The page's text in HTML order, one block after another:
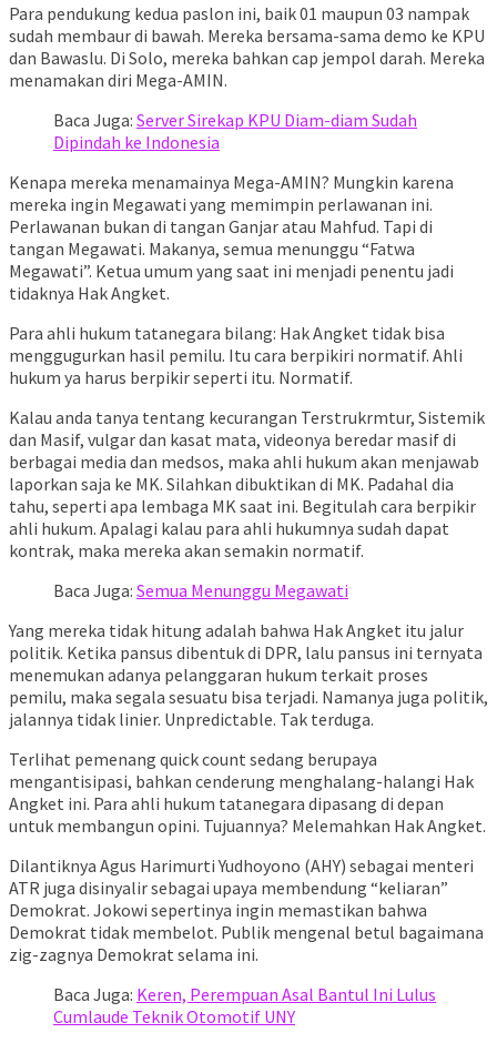
Para pendukung kedua paslon ini, baik 01 maupun 03 nampak
sudah membaur di bawah. Mereka bersama-sama demo ke KPU
dan Bawaslu. Di Solo, mereka bahkan cap jempol darah. Mereka
menamakan diri Mega-AMIN.
Baca Juga: Server Sirekap KPU Diam-diam Sudah
Dipindah ke Indonesia
Kenapa mereka menamainya Mega-AMIN? Mungkin karena
mereka ingin Megawati yang memimpin perlawanan ini.
Perlawanan bukan di tangan Ganjar atau Mahfud. Tapi di
tangan Megawati. Makanya, semua menunggu “Fatwa
Megawati”. Ketua umum yang saat ini menjadi penentu jadi
tidaknya Hak Angket.
Para ahli hukum tatanegara bilang: Hak Angket tidak bisa
menggugurkan hasil pemilu. Itu cara berpikiri normatif. Ahli
hukum ya harus berpikir seperti itu. Normatif.
Kalau anda tanya tentang kecurangan Terstrukrmtur, Sistemik
dan Masif, vulgar dan kasat mata, videonya beredar masif di
berbagai media dan medsos, maka ahli hukum akan menjawab
laporkan saja ke MK. Silahkan dibuktikan di MK. Padahal dia
tahu, seperti apa lembaga MK saat ini. Begitulah cara berpikir
ahli hukum. Apalagi kalau para ahli hukumnya sudah dapat
kontrak, maka mereka akan semakin normatif.
Baca Juga: Semua Menunggu Megawati
Yang mereka tidak hitung adalah bahwa Hak Angket itu jalur
politik. Ketika pansus dibentuk di DPR, lalu pansus ini ternyata
menemukan adanya pelanggaran hukum terkait proses
pemilu, maka segala sesuatu bisa terjadi. Namanya juga politik,
jalannya tidak linier. Unpredictable. Tak terduga.
Terlihat pemenang quick count sedang berupaya
mengantisipasi, bahkan cenderung menghalang-halangi Hak
Angket ini. Para ahli hukum tatanegara dipasang di depan
untuk membangun opini. Tujuannya? Melemahkan Hak Angket.
Dilantiknya Agus Harimurti Yudhoyono (AHY) sebagai menteri
ATR juga disinyalir sebagai upaya membendung “keliaran”
Demokrat. Jokowi sepertinya ingin memastikan bahwa
Demokrat tidak membelot. Publik mengenal betul bagaimana
zig-zagnya Demokrat selama ini.
Baca Juga: Keren, Perempuan Asal Bantul Ini Lulus
Cumlaude Teknik Otomotif UNY